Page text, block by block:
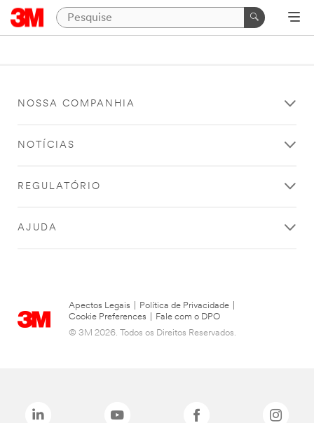
NOSSA COMPANHIA
NOTÍCIAS
REGULATÓRIO
AJUDA
Apectos Legais Política de Privacidade
Cookie Preferences
Fale com o DPO
© 3M 2026. Todos os Direitos Reservados.